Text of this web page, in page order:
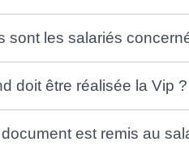
sont les salariés
doit être réalisée la Vip ?
est remis au